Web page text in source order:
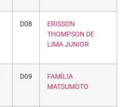
D08
ERISSON
THOMPSON DE
LIMA JUNIOR
D09
FAMÍLIA
MATSUMOTO